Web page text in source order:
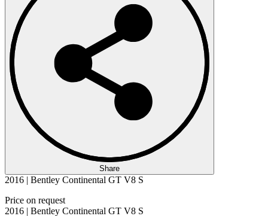
Share
2016 | Bentley Continental GT V8 S
Price on request
2016 | Bentley Continental GT V8 S